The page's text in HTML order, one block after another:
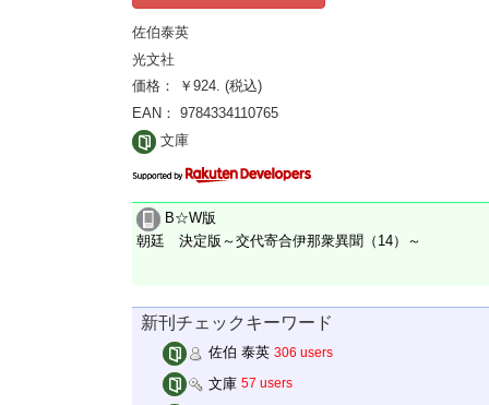
佐伯泰英
光文社
価格： ￥924. (税込)
EAN： 9784334110765
文庫
B☆W版
朝廷 決定版～交代寄合伊那衆異聞（14）～
新刊チェックキーワード
佐伯 泰英 306 users
文庫 57 users